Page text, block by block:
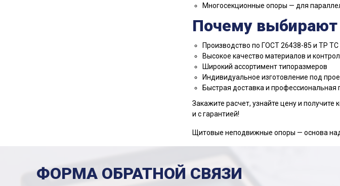
Многосекционные опоры — для
Почему выбирают
Производство по ГОСТ 26438-85 и ТР ТС
Высокое качество материалов и
Широкий ассортимент типоразмеров
Индивидуальное изготовление под
Быстрая доставка и
Закажите расчет, узнайте цену и
и с гарантией!
Щитовые неподвижные опоры — основа
ФОРМА ОБРАТНОЙ СВЯЗИ